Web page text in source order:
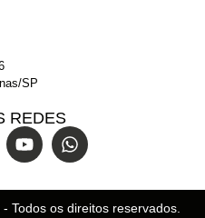
SP
REDES
- Todos os direitos reservados.